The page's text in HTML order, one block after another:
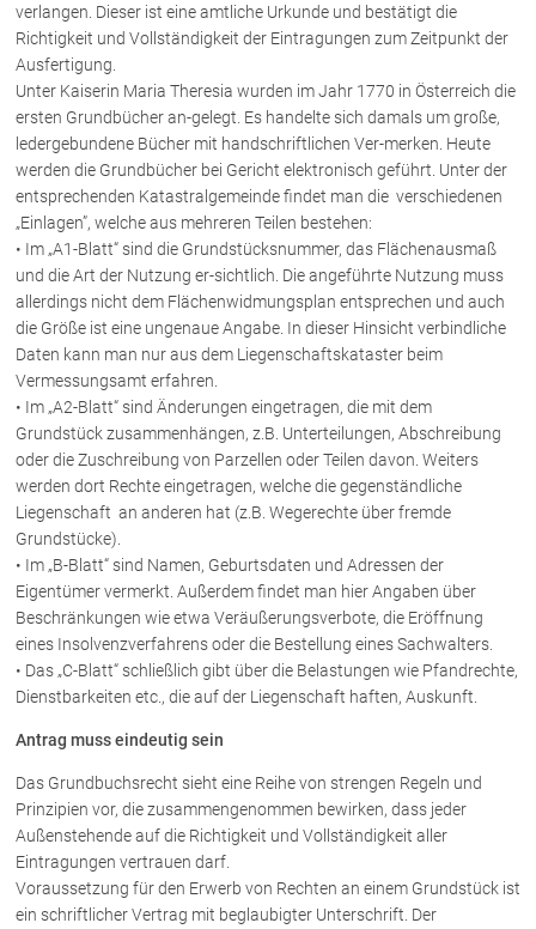
Skiunfälle in Österreich
Über uns
Kanzleiteam
Netzwerk
Download
Die Österreichischen Rechtsanwälte
Dr. Stefan Müller
Dr. Petra Piccolruaz
Mag. Patrick Piccolruaz
Dr. Roland Piccolruaz †
Mag. Raphaela Klotz
Rechtsnews
Publikationen
Paragraphen & Mehr
Vorarlberg Online
NOVUM
Fachliteratur
verlangen. Dieser ist eine amtliche Urkunde und bestätigt die
Richtigkeit und Vollständigkeit der Eintragungen zum Zeitpunkt der
Ausfertigung.
Unter Kaiserin Maria Theresia wurden im Jahr 1770 in Österreich die
ersten Grundbücher an-gelegt. Es handelte sich damals um große,
ledergebundene Bücher mit handschriftlichen Ver-merken. Heute
werden die Grundbücher bei Gericht elektronisch geführt. Unter der
entsprechenden Katastralgemeinde findet man die verschiedenen
„Einlagen”, welche aus mehreren Teilen bestehen:
• Im „A1-Blatt“ sind die Grundstücksnummer, das Flächenausmaß
und die Art der Nutzung er-sichtlich. Die angeführte Nutzung muss
allerdings nicht dem Flächenwidmungsplan entsprechen und auch
die Größe ist eine ungenaue Angabe. In dieser Hinsicht verbindliche
Daten kann man nur aus dem Liegenschaftskataster beim
Vermessungsamt erfahren.
• Im „A2-Blatt“ sind Änderungen eingetragen, die mit dem
Grundstück zusammenhängen, z.B. Unterteilungen, Abschreibung
oder die Zuschreibung von Parzellen oder Teilen davon. Weiters
werden dort Rechte eingetragen, welche die gegenständliche
Liegenschaft an anderen hat (z.B. Wegerechte über fremde
Grundstücke).
• Im „B-Blatt“ sind Namen, Geburtsdaten und Adressen der
Eigentümer vermerkt. Außerdem findet man hier Angaben über
Beschränkungen wie etwa Veräußerungsverbote, die Eröffnung
eines Insolvenzverfahrens oder die Bestellung eines Sachwalters.
• Das „C-Blatt“ schließlich gibt über die Belastungen wie Pfandrechte,
Dienstbarkeiten etc., die auf der Liegenschaft haften, Auskunft.
Antrag muss eindeutig sein
Das Grundbuchsrecht sieht eine Reihe von strengen Regeln und
Prinzipien vor, die zusammengenommen bewirken, dass jeder
Außenstehende auf die Richtigkeit und Vollständigkeit aller
Eintragungen vertrauen darf.
Voraussetzung für den Erwerb von Rechten an einem Grundstück ist
ein schriftlicher Vertrag mit beglaubigter Unterschrift. Der